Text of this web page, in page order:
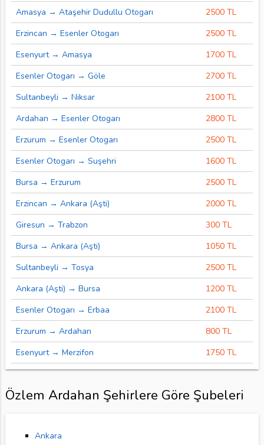
Amasya → Ataşehir Dudullu Otogarı
2500 TL
Erzincan → Esenler Otogarı
2500 TL
Esenyurt → Amasya
1700 TL
Esenler Otogarı → Göle
2700 TL
Sultanbeyli → Niksar
2100 TL
Ardahan → Esenler Otogarı
2800 TL
Erzurum → Esenler Otogarı
2500 TL
Esenler Otogarı → Suşehri
1600 TL
Bursa → Erzurum
2500 TL
Erzincan → Ankara (Aşti)
2000 TL
Giresun → Trabzon
300 TL
Bursa → Ankara (Aşti)
1050 TL
Sultanbeyli → Tosya
2500 TL
Ankara (Aşti) → Bursa
1200 TL
Esenler Otogarı → Erbaa
2100 TL
Erzurum → Ardahan
800 TL
Esenyurt → Merzifon
1750 TL
Özlem Ardahan Şehirlere Göre Şubeleri
Ankara